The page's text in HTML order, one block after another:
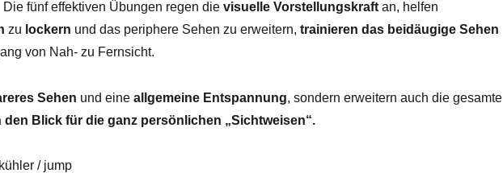
Die fünf effektiven Übungen regen dievisuelle Vorstellungskraft an, helfen
zu lockern und das periphere Sehen zu erweitern,trainieren das beidäugige Sehen
von Nah- zu Fernsicht.
Sehen und eineallgemeine Entspannung, sondern erweitern auch die gesamte
den Blick für die ganz persönlichen „Sichtweisen“.
/ jump